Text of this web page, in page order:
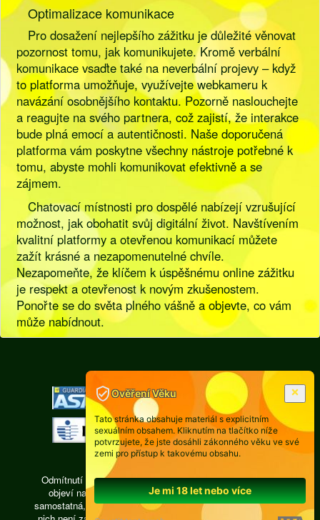
Optimalizace komunikace
Pro dosažení nejlepšího zážitku je důležité věnovat
pozornost tomu, jak komunikujete. Kromě verbální
komunikace vsaďte také na neverbální projevy – když
to platforma umožňuje, využívejte webkameru k
navázání osobnějšího kontaktu. Pozorně naslouchejte
a reagujte na svého partnera, což zajistí, že interakce
bude plná emocí a autentičnosti. Naše doporučená
platforma vám poskytne všechny nástroje potřebné k
tomu, abyste mohli komunikovat efektivně a se
zájmem.
Chatovací místnosti pro dospělé nabízejí vzrušující
možnost, jak obohatit svůj digitální život. Navštívením
kvalitní platformy a otevřenou komunikací můžete
zažít krásné a nezapomenutelné chvíle.
Nezapomeňte, že klíčem k úspěšnému online zážitku
je respekt a otevřenost k novým zkušenostem.
Ponořte se do světa plného vášně a objevte, co vám
může nabídnout.
]
Odmítnutí odpovědnosti: Každá osoba, jejíž fotografie se
objeví na videochatu isexy.cz, je právně zodpovědná,
samostatná, pracuje ze vzdálené privátní místnosti, žádná z
Ověření Věku
Tato stránka obsahuje materiál s explicitním
sexuálním obsahem. Kliknutím na tlačítko níže
potvrzujete, že jste dosáhli zákonného věku ve své
zemi pro přístup k takovému obsahu.
Je mi 18 let nebo více